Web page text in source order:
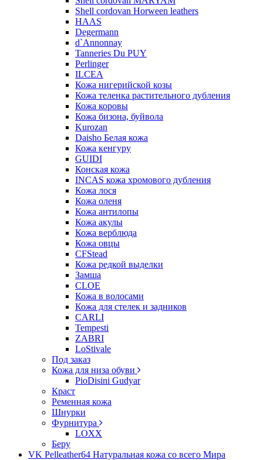
Shell cordovan Horween leathers
HAAS
Degermann
d`Annonnay
Tanneries Du PUY
Perlinger
ILCEA
Кожа нигерийской козы
Кожа теленка растительного дубления
Кожа коровы
Кожа бизона, буйвола
Kurozan
Daisho Белая кожа
Кожа кенгуру
GUIDI
Конская кожа
INCAS кожа хромового дубления
Кожа лося
Кожа оленя
Кожа антилопы
Кожа акулы
Кожа верблюда
Кожа овцы
CFStead
Кожа редкой выделки
Замша
CLOE
Кожа в волосами
Кожа для стелек и задников
CARLI
Tempesti
ZABRI
LoStivale
Под заказ
Кожа для низа обуви
PioDisini Gudyar
Краст
Ременная кожа
Шнурки
Фурнитура
LOXX
Беру
VK Pelleather64 Натуральная кожа со всего Мира